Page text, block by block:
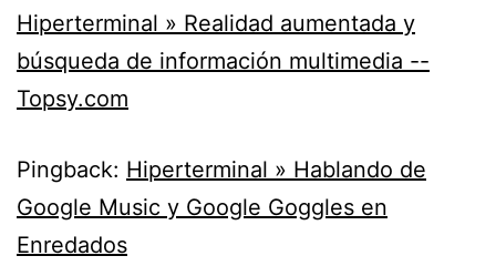
Hiperterminal » Realidad aumentada y
búsqueda de información multimedia --
Topsy.com
Pingback: Hiperterminal » Hablando de
Google Music y Google Goggles en
Enredados